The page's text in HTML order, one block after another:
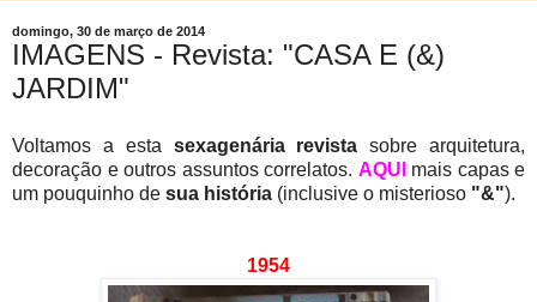
domingo, 30 de março de 2014
IMAGENS - Revista: "CASA E (&)
JARDIM"
Voltamos a esta sexagenária revista sobre arquitetura,
decoração e outros assuntos correlatos. AQUI mais capas e
um pouquinho de sua história (inclusive o misterioso "&").
1954